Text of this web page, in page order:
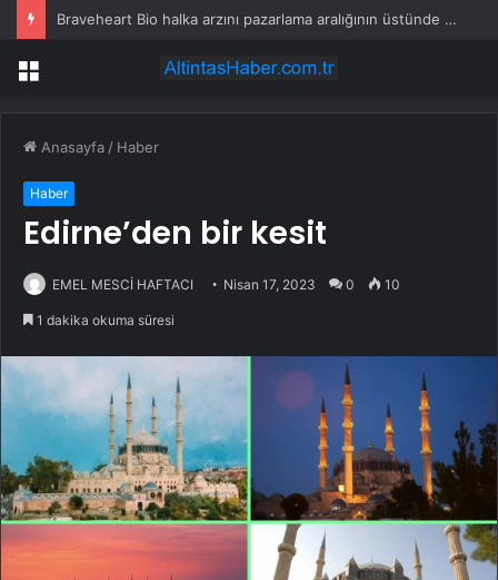
Braveheart Bio halka arzını pazarlama aralığının üstünde fiyatlandırıyor
Menü
Anasayfa / Haber
Haber
Edirne’den bir kesit
EMEL MESCİ HAFTACI Nisan 17, 2023 0 10
1 dakika okuma süresi